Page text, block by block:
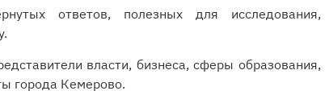
ответов, полезных для исследования,
власти, бизнеса, сферы образования,
города Кемерово.